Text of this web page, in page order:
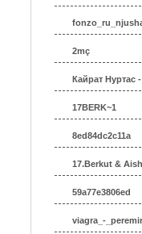
2mç
Кайрат Нуртас
17BERK~1
8ed84dc2c11a
17.Berkut &
59a77e3806ed
viagra_-